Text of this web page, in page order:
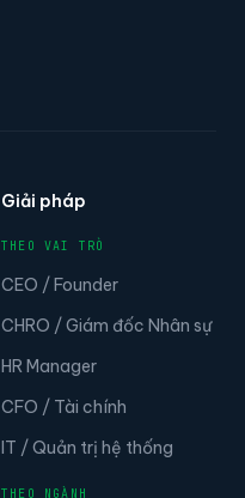
Giải pháp
THEO VAI TRÒ
CEO / Founder
CHRO / Giám đốc Nhân sự
HR Manager
CFO / Tài chính
IT / Quản trị hệ thống
THEO NGÀNH